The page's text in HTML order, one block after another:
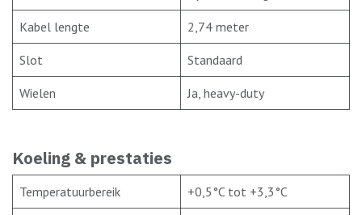
Kabel lengte 2,74 meter
Slot Standaard
Wielen Ja, heavy-duty
Koeling & prestaties
Temperatuurbereik +0,5°C tot +3,3°C